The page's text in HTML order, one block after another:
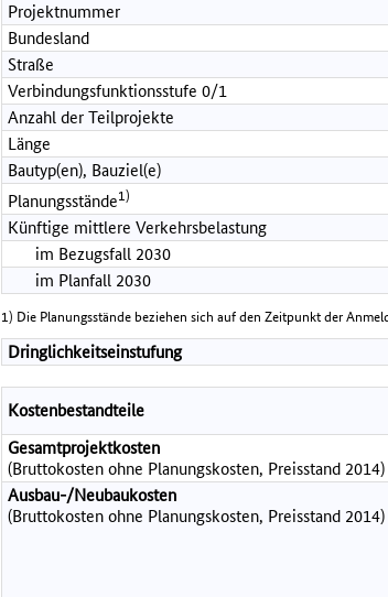
Projektnummer
Bundesland
Straße
Verbindungsfunktionsstufe 0/1
Anzahl der Teilprojekte
Länge
Bautyp(en), Bauziel(e)
Planungsstände1)
Künftige mittlere Verkehrsbelastung
im Bezugsfall 2030
im Planfall 2030
1) Die Planungsstände beziehen sich auf den Zeitpunkt der
Dringlichkeitseinstufung
Kostenbestandteile
Gesamtprojektkosten
(Bruttokosten ohne Planungskosten, Preisstand 2014)
Ausbau-/Neubaukosten
(Bruttokosten ohne Planungskosten, Preisstand 2014)